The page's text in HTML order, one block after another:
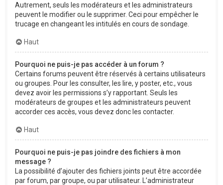
Autrement, seuls les modérateurs et les administrateurs
peuvent le modifier ou le supprimer. Ceci pour empêcher le
trucage en changeant les intitulés en cours de sondage.
Haut
Pourquoi ne puis-je pas accéder à un forum ?
Certains forums peuvent être réservés à certains utilisateurs
ou groupes. Pour les consulter, les lire, y poster, etc., vous
devez avoir les permissions s’y rapportant. Seuls les
modérateurs de groupes et les administrateurs peuvent
accorder ces accès, vous devez donc les contacter.
Haut
Pourquoi ne puis-je pas joindre des fichiers à mon
message ?
La possibilité d’ajouter des fichiers joints peut être accordée
par forum, par groupe, ou par utilisateur. L’administrateur